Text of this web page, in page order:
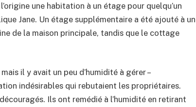
une habitation à un étage pour quelqu’un
Jane. Un étage supplémentaire a été ajouté à un
de la maison principale, tandis que le cottage
il y avait un peu d’humidité à gérer –
indésirables qui rebutaient les propriétaires.
Ils ont remédié à l’humidité en retirant